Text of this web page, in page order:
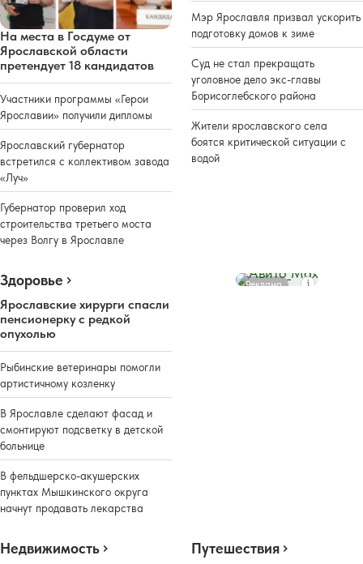
На места в Госдуме от
Ярославской области
претендует 18 кандидатов
Участники программы «Герои
Ярославии» получили дипломы
Ярославский губернатор
встретился с коллективом завода
«Луч»
Губернатор проверил ход
строительства третьего моста
через Волгу в Ярославле
Мэр Ярославля призвал ускорить
подготовку домов к зиме
Суд не стал прекращать
уголовное дело экс-главы
Борисоглебского района
Жители ярославского села
боятся критической ситуации с
водой
Здоровье
Ярославские хирурги спасли
пенсионерку с редкой
опухолью
Рыбинские ветеринары помогли
артистичному козленку
В Ярославле сделают фасад и
смонтируют подсветку в детской
больнице
В фельдшерско-акушерских
пунктах Мышкинского округа
начнут продавать лекарства
Реклама
Недвижимость Путешествия